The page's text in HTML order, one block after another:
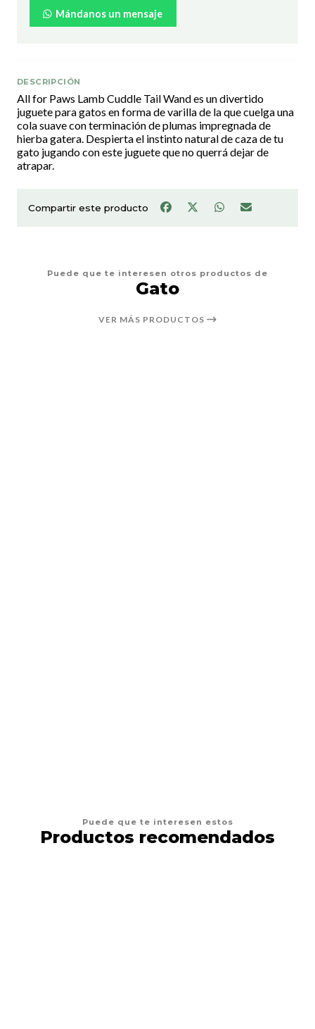
Mándanos un mensaje
DESCRIPCIÓN
All for Paws Lamb Cuddle Tail Wand es un divertido
juguete para gatos en forma de varilla de la que cuelga una
cola suave con terminación de plumas impregnada de
hierba gatera. Despierta el instinto natural de caza de tu
gato jugando con este juguete que no querrá dejar de
atrapar.
Compartir este producto
Puede que te interesen otros productos de
Gato
VER MÁS PRODUCTOS
Puede que te interesen estos
Productos recomendados